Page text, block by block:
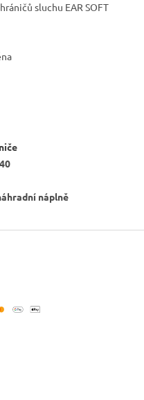
sluchu EAR SOFT
náplně